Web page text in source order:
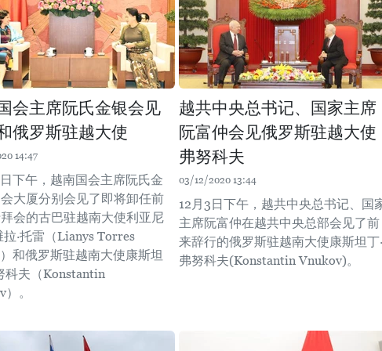
会主席阮氏金银会见
俄罗斯驻越大使
14:47
日下午，越南国会主席阮氏金
大厦分别会见了即将卸任前
会的古巴驻越南大使利亚尼
拉·托雷（Lianys Torres
和俄罗斯驻越南大使康斯坦
科夫（Konstantin
。
越共中央总书记、国家主席
阮富仲会见俄罗斯驻越大使
弗努科夫
03/12/2020 13:44
12月3日下午，越共中央总书记、国
主席阮富仲在越共中央总部会见了前
来辞行的俄罗斯驻越南大使康斯坦丁·
弗努科夫(Konstantin Vnukov)。